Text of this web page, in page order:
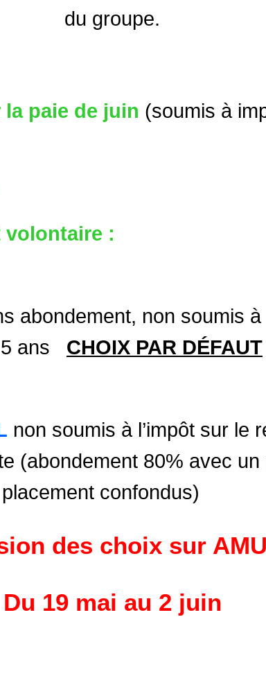
du groupe.
la paie de juin (soumis à
volontaire :
abondement, non soumis à
5 ans CHOIX PAR DÉFAUT
non soumis à l’impôt sur le
(abondement 80% avec
confondus)
des choix sur
Du 19 mai au 2 juin